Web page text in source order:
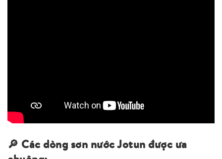
🔎 Các dòng sơn nước Jotun được ưa